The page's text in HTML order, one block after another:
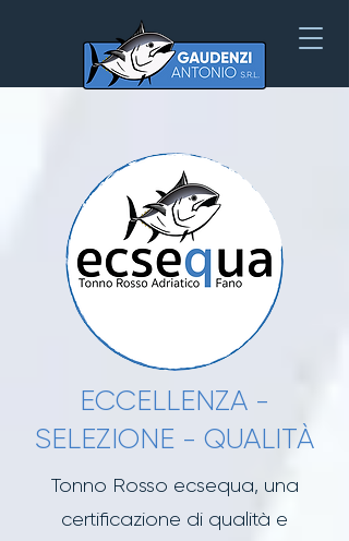
ECCELLENZA -
SELEZIONE - QUALITÀ
Tonno Rosso ecsequa, una
certificazione di qualità e